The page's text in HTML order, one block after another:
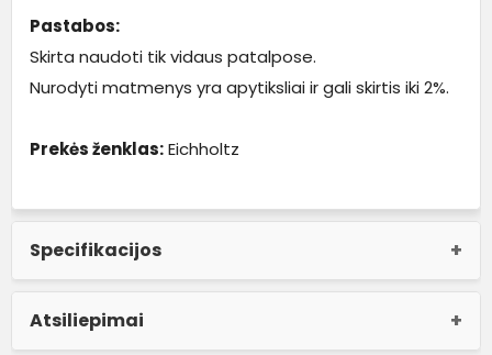
Pastabos:
Skirta naudoti tik vidaus patalpose.
Nurodyti matmenys yra apytiksliai ir gali skirtis iki 2%.
Prekės ženklas:Eichholtz
Specifikacijos
Atsiliepimai